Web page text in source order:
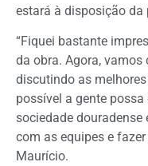
estará à disposição da
“Fiquei bastante
da obra. Agora,
discutindo as
possível a gente
sociedade douradense
com as equipes e
Maurício.